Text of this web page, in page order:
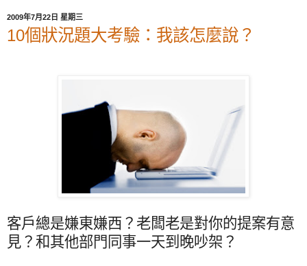
2009年7月22日 星期三
10個狀況題大考驗：我該怎麼說？
客戶總是嫌東嫌西？老闆老是對你的提案有意
見？和其他部門同事一天到晚吵架？